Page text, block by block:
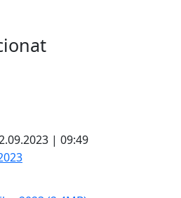
| 09:49